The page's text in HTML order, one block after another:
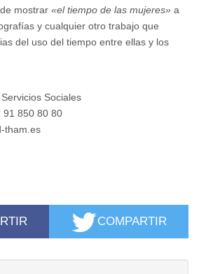
mostrar «el tiempo de las mujeres» a
y cualquier otro trabajo que
del uso del tiempo entre ellas y los
Sociales
‘ 91 850 80 80
tham.es
COMPARTIR